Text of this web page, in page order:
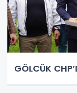
GÖLCÜK